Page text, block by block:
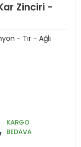
Zinciri -
- Tır - Ağlı
KARGO
BEDAVA